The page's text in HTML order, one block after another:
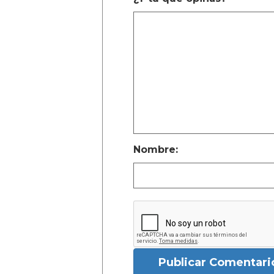
Nombre:
Publicar